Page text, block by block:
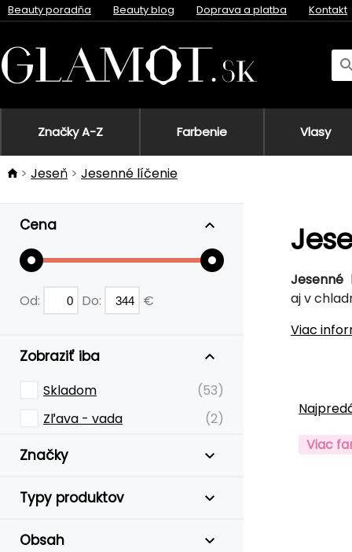
Beauty poradňa Beauty blog Doprava a platba Kontakt
Značky A-Z Farbenie Vlasy
Jeseň Jesenné líčenie
Cena
Od: Do: €
Zobraziť iba
Skladom
(53)
Zľava - vada
(2)
Značky
Typy produktov
Obsah
Jesenné
aj v
Viac
Viac